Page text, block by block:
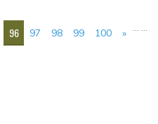
96 97 98 99 100 »